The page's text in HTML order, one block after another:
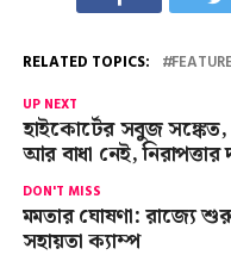
RELATED TOPICS:
UP NEXT
হাইকোর্টের সবুজ সঙ্কেত,
আর বাধা নেই, নিরাপত্তার
DON'T MISS
মমতার ঘোষণা: রাজ্যে
সহায়তা ক্যাম্প